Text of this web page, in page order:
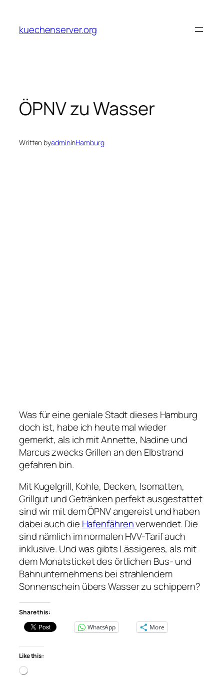
content
kuechenserver.org
ÖPNV zu Wasser
Written byadmininHamburg
Was für eine geniale Stadt dieses Hamburg
doch ist, habe ich heute mal wieder
gemerkt, als ich mit Annette, Nadine und
Marcus zwecks Grillen an den Elbstrand
gefahren bin.
Mit Kugelgrill, Kohle, Decken, Isomatten,
Grillgut und Getränken perfekt ausgestattet
sind wir mit dem ÖPNV angereist und haben
dabei auch die Hafenfährenverwendet. Die
sind nämlich im normalen HVV-Tarif auch
inklusive. Und was gibts Lässigeres, als mit
dem Monatsticket des örtlichen Bus- und
Bahnunternehmens bei strahlendem
Sonnenschein übers Wasser zu schippern?
Share this:
WhatsApp
More
Like this:
Loading…